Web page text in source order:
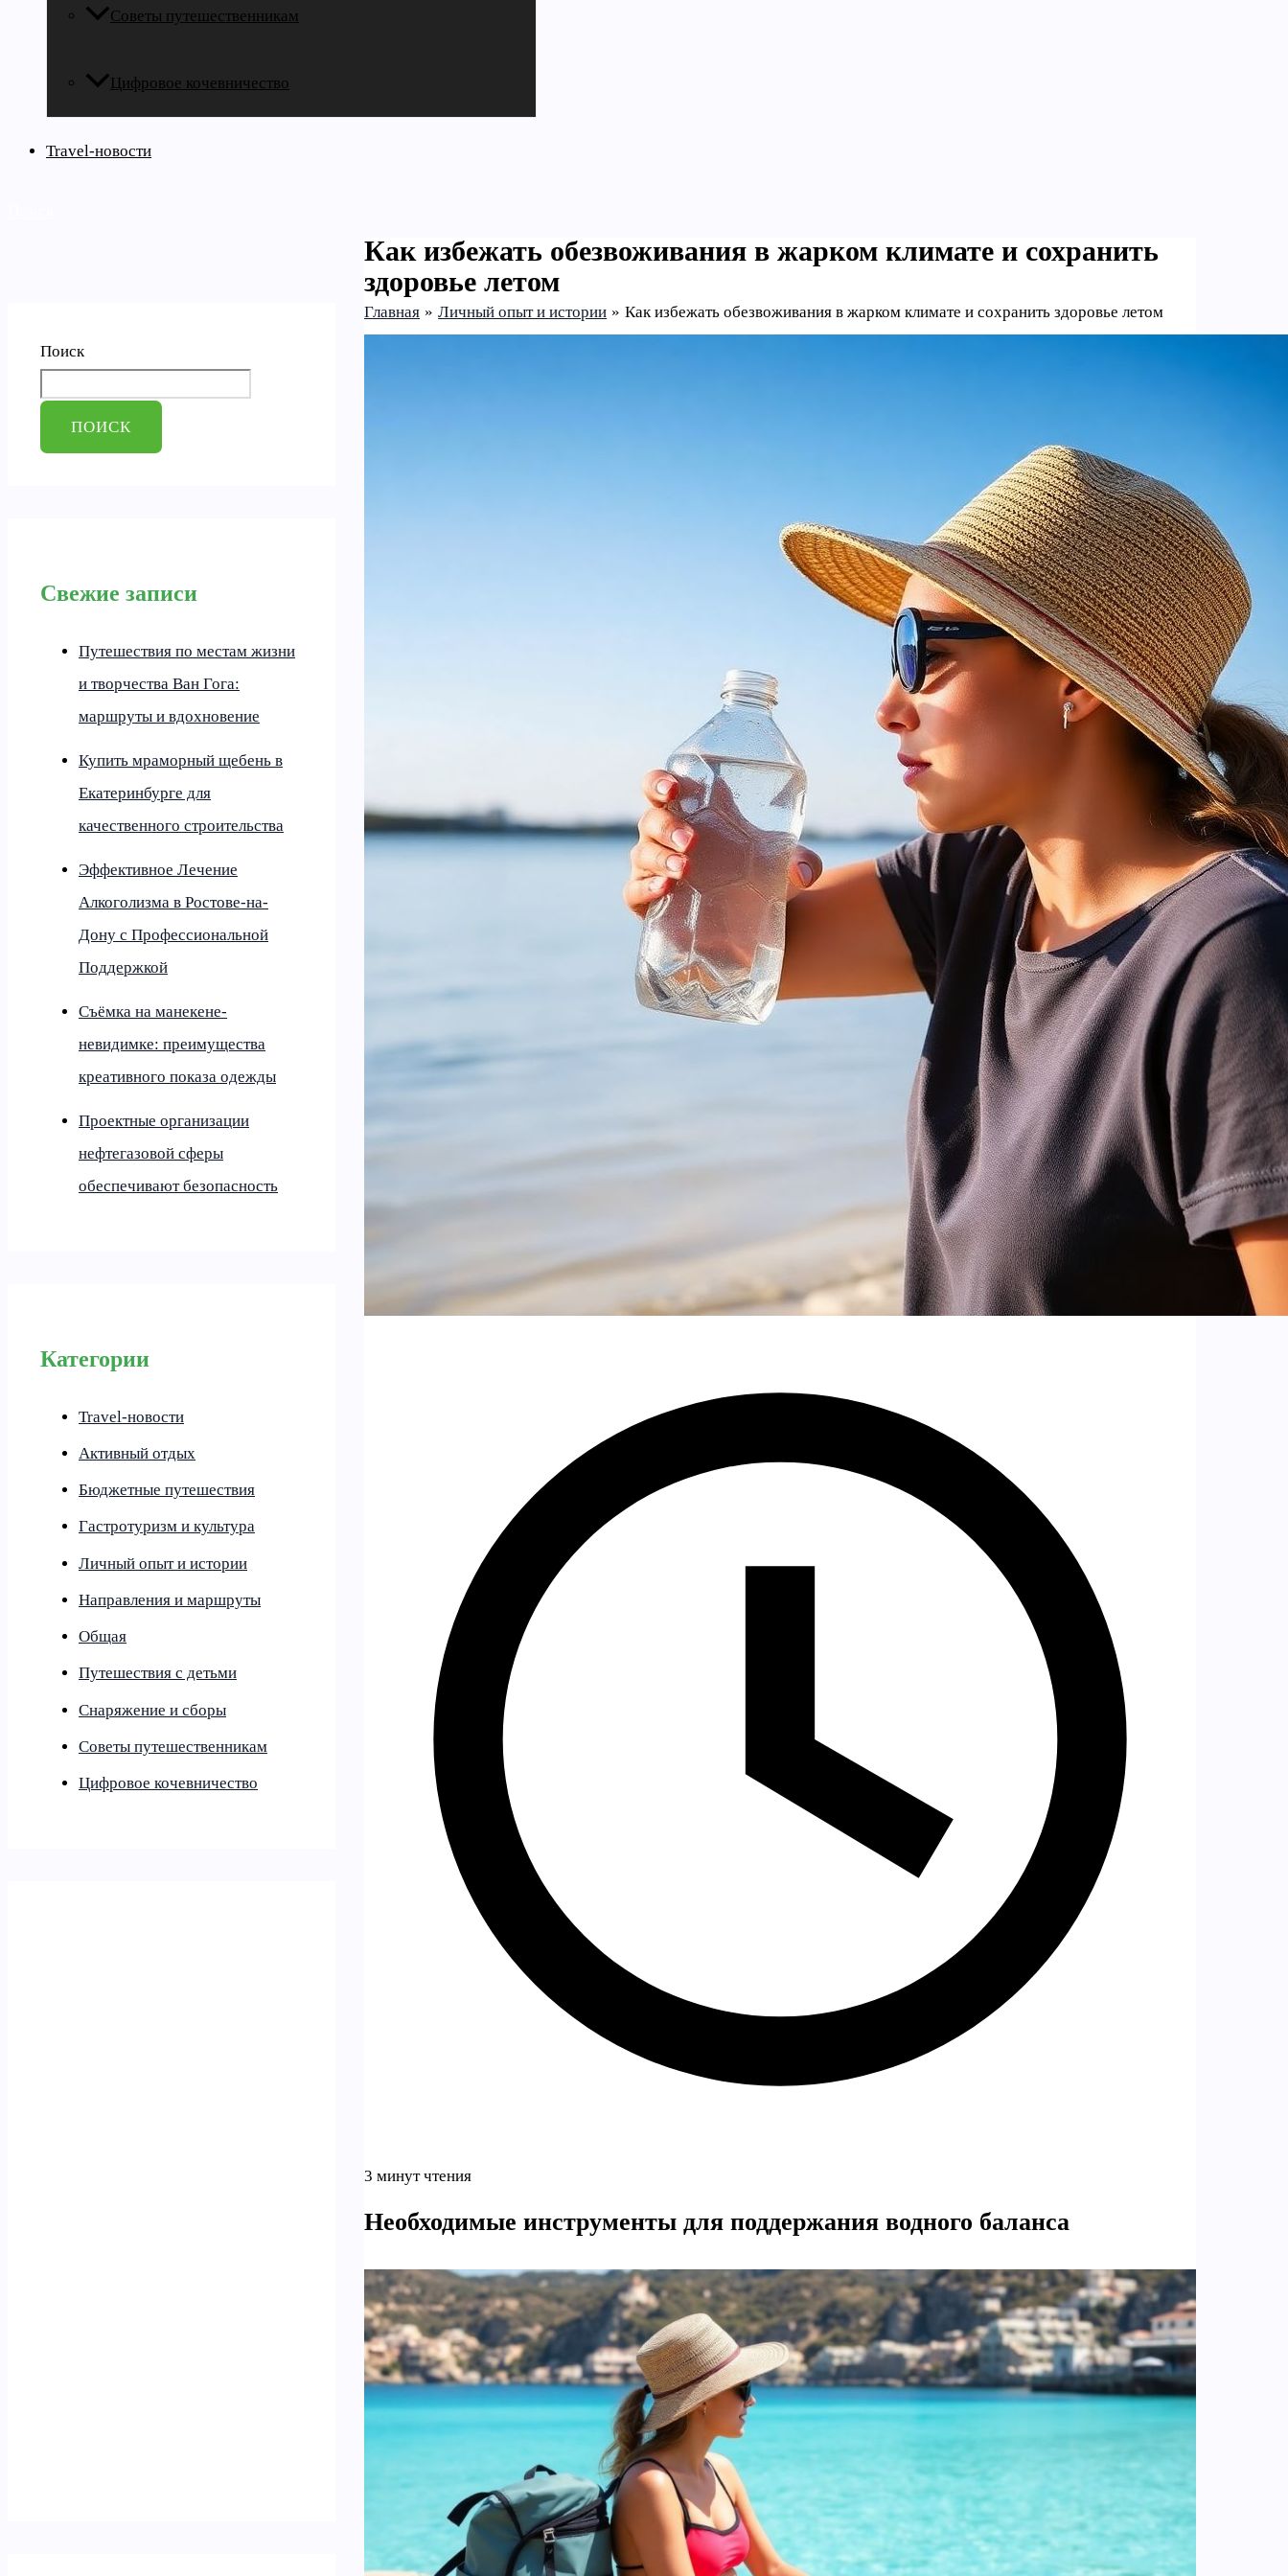
Советы путешественникам
Цифровое кочевничество
Travel-новости
Поиск
ПОИСК
Свежие записи
Путешествия по местам жизни
и творчества Ван Гога:
маршруты и вдохновение
Купить мраморный щебень в
Екатеринбурге для
качественного строительства
Эффективное Лечение
Алкоголизма в Ростове-на-
Дону с Профессиональной
Поддержкой
Съёмка на манекене-
невидимке: преимущества
креативного показа одежды
Проектные организации
нефтегазовой сферы
обеспечивают безопасность
Категории
Travel-новости
Активный отдых
Бюджетные путешествия
Гастротуризм и культура
Личный опыт и истории
Направления и маршруты
Общая
Путешествия с детьми
Снаряжение и сборы
Советы путешественникам
Цифровое кочевничество
Как избежать обезвоживания в жарком климате и сохранить
здоровье летом
Главная Личный опыт и истории Как избежать обезвоживания в жарком климате и сохранить здоровье летом
3 минут чтения
Необходимые инструменты для поддержания водного баланса